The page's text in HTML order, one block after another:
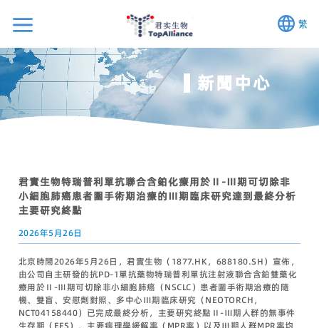
繁
新聞中心
君實生物特瑞普利單抗聯合含鉑化療用於Ⅱ-Ⅲ期可切除非
小細胞肺癌患者圍手術期治療的Ⅲ期臨床研究達到最終分析
主要研究終點
2026年5月26日
北京時間2026年5月26日，君實生物（1877.HK，688180.SH）宣佈，
由公司自主研發的抗PD-1單抗藥物特瑞普利單抗注射液聯合含鉑雙藥化
療用於Ⅱ-Ⅲ期可切除非小細胞肺癌（NSCLC）患者圍手術期治療的隨
機、雙盲、安慰劑對照、多中心Ⅲ期臨床研究（NEOTORCH，
NCT04158440）已完成最終分析，主要研究終點Ⅱ-Ⅲ期人群的無事件
生存期（EFS）、主要病理學緩解率（MPR率）以及Ⅲ期人群MPR率均